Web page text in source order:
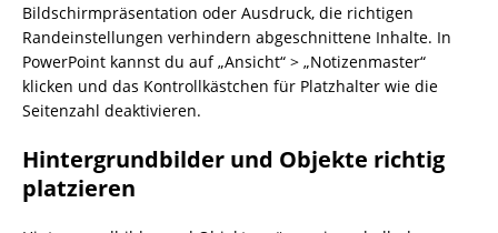
Bildschirmpräsentation oder Ausdruck, die richtigen
Randeinstellungen verhindern abgeschnittene Inhalte. In
PowerPoint kannst du auf „Ansicht“ > „Notizenmaster“
klicken und das Kontrollkästchen für Platzhalter wie die
Seitenzahl deaktivieren.
Hintergrundbilder und Objekte richtig
platzieren